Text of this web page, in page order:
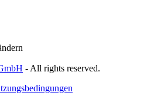
- All rights reserved.